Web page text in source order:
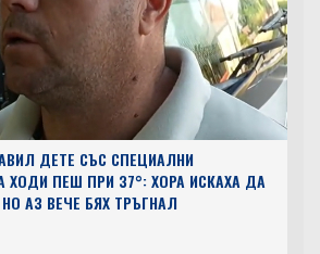
ДЕТЕ СЪС СПЕЦИАЛНИ
ХОДИ ПЕШ ПРИ 37°: ХОРА ИСКАХА ДА